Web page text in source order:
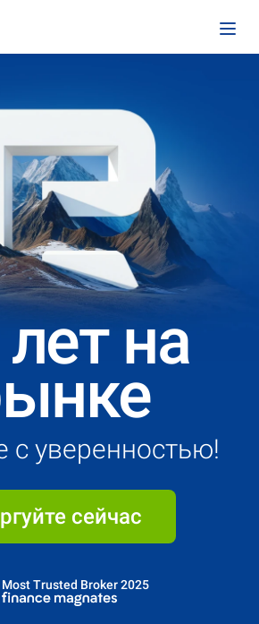
на
с уверенностью!
сейчас
Most Trusted Broker 2025